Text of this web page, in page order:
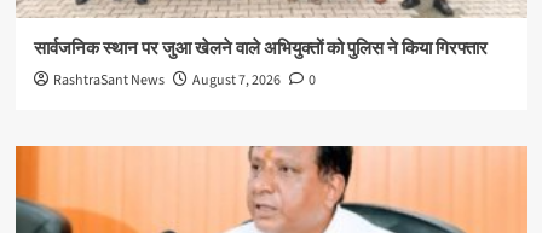
सार्वजनिक स्थान पर जुआ खेलने वाले अभियुक्तों को पुलिस ने किया गिरफ्तार
RashtraSant News August 7, 2026 0